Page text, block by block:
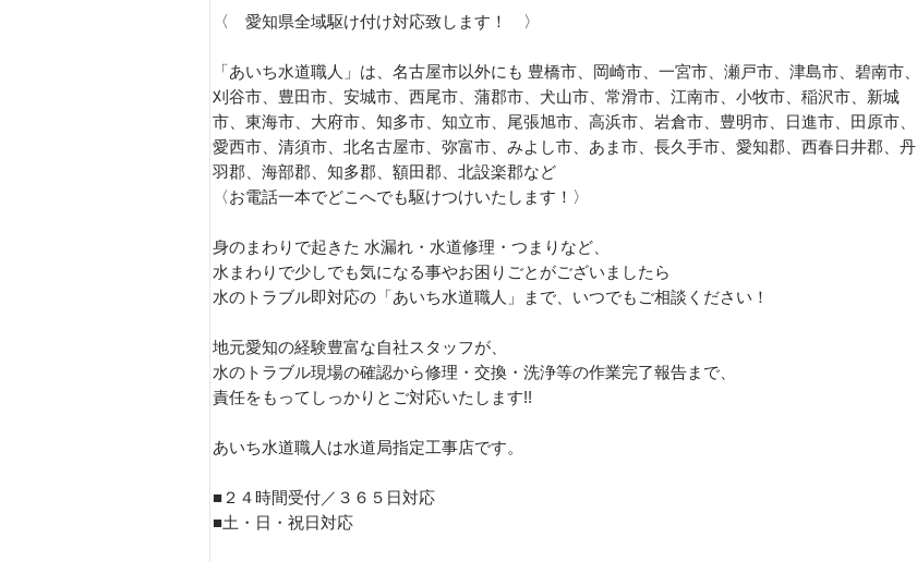
〈 愛知県全域駆け付け対応致します！ 〉
「あいち水道職人」は、名古屋市以外にも 豊橋市、岡崎市、一宮市、瀬戸市、津島市、碧南市、
刈谷市、豊田市、安城市、西尾市、蒲郡市、犬山市、常滑市、江南市、小牧市、稲沢市、新城
市、東海市、大府市、知多市、知立市、尾張旭市、高浜市、岩倉市、豊明市、日進市、田原市、
愛西市、清須市、北名古屋市、弥富市、みよし市、あま市、長久手市、愛知郡、西春日井郡、丹
羽郡、海部郡、知多郡、額田郡、北設楽郡など
〈お電話一本でどこへでも駆けつけいたします！〉
身のまわりで起きた 水漏れ・水道修理・つまりなど、
水まわりで少しでも気になる事やお困りごとがございましたら
水のトラブル即対応の「あいち水道職人」まで、いつでもご相談ください！
地元愛知の経験豊富な自社スタッフが、
水のトラブル現場の確認から修理・交換・洗浄等の作業完了報告まで、
責任をもってしっかりとご対応いたします!!
あいち水道職人は水道局指定工事店です。
■２４時間受付／３６５日対応
■土・日・祝日対応